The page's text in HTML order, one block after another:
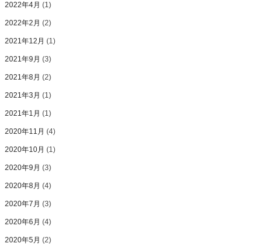
2022年4月 (1)
2022年2月 (2)
2021年12月 (1)
2021年9月 (3)
2021年8月 (2)
2021年3月 (1)
2021年1月 (1)
2020年11月 (4)
2020年10月 (1)
2020年9月 (3)
2020年8月 (4)
2020年7月 (3)
2020年6月 (4)
2020年5月 (2)